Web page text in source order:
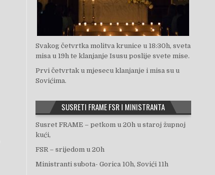
Svakog četvrtka molitva krunice u 18:30h, sveta
misa u 19h te klanjanje Isusu poslije svete mise.
Prvi četvrtak u mjesecu klanjanje i misa su u
Sovićima.
SUSRETI FRAME FSR I MINISTRANTA
Susret FRAME – petkom u 20h u staroj župnoj
kući,
FSR – srijedom u 20h
Ministranti subota- Gorica 10h, Sovići 11h